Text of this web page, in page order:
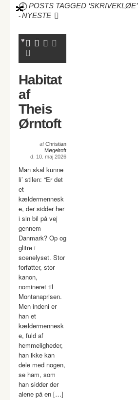
POSTS TAGGED ‘SKRIVEKLØE’
-NYESTE
Habitat
af
Theis
Ørntoft
af Christian
Møgeltoft
d. 10. maj 2026
Man skal kunne
li’ stilen: “Er det
et
kældermennesk
e, der sidder her
i sin bil på vej
gennem
Danmark? Op og
glitre i
scenelyset. Stor
forfatter, stor
kanon,
nomineret til
Montanaprisen.
Men indeni er
han et
kældermennesk
e, fuld af
hemmeligheder,
han ikke kan
dele med nogen,
se ham, som
han sidder der
alene på en […]